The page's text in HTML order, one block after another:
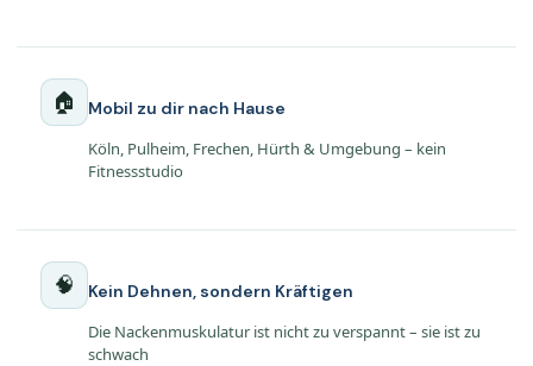
🏠
Mobil zu dir nach Hause
Köln, Pulheim, Frechen, Hürth & Umgebung – kein
Fitnessstudio
🧠
Kein Dehnen, sondern Kräftigen
Die Nackenmuskulatur ist nicht zu verspannt – sie ist zu
schwach